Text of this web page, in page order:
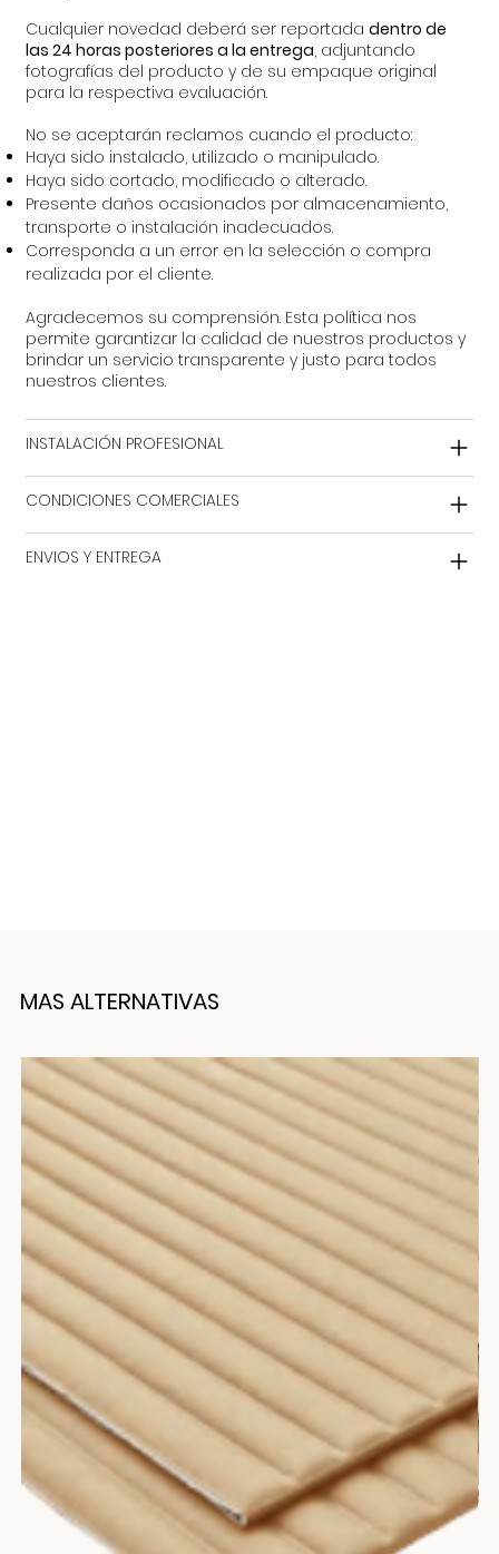
Cualquier novedad deberá ser reportadadentro de
las 24 horas posteriores a la entrega, adjuntando
fotografías del producto y de su empaque original
para la respectiva evaluación.
No se aceptarán reclamos cuando el producto:
Haya sido instalado, utilizado o manipulado.
Haya sido cortado, modificado o alterado.
Presente daños ocasionados por almacenamiento,
transporte o instalación inadecuados.
Corresponda a un error en la selección o compra
realizada por el cliente.
Agradecemos su comprensión. Esta política nos
permite garantizar la calidad de nuestros productos y
brindar un servicio transparente y justo para todos
nuestros clientes.
INSTALACIÓN PROFESIONAL
CONDICIONES COMERCIALES
ENVIOS Y ENTREGA
MAS ALTERNATIVAS